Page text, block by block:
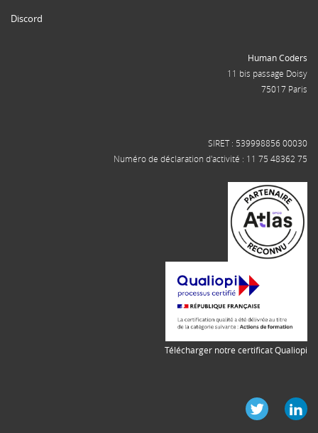
Discord
Human Coders
11 bis passage Doisy
75017 Paris
SIRET : 539998856 00030
Numéro de déclaration d'activité : 11 75 48362 75
Télécharger notre certificat Qualiopi